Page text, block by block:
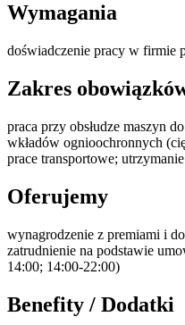
Wymagania
doświadczenie pracy w firmie
Zakres
praca przy obsłudze maszyn
wkładów ognioochronnych
prace transportowe;
Oferujemy
wynagrodzenie z premiami i
zatrudnienie na podstawie
14:00; 14:00-22:00)
Benefity / Dodatki